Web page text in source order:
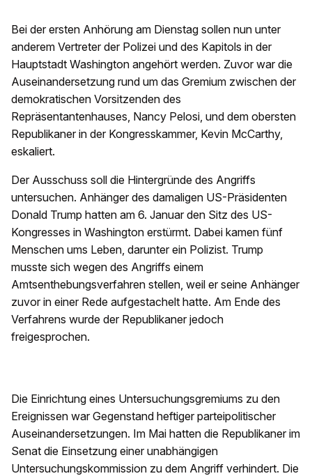
Bei der ersten Anhörung am Dienstag sollen nun unter
anderem Vertreter der Polizei und des Kapitols in der
Hauptstadt Washington angehört werden. Zuvor war die
Auseinandersetzung rund um das Gremium zwischen der
demokratischen Vorsitzenden des
Repräsentantenhauses, Nancy Pelosi, und dem obersten
Republikaner in der Kongresskammer, Kevin McCarthy,
eskaliert.
Der Ausschuss soll die Hintergründe des Angriffs
untersuchen. Anhänger des damaligen US-Präsidenten
Donald Trump hatten am 6. Januar den Sitz des US-
Kongresses in Washington erstürmt. Dabei kamen fünf
Menschen ums Leben, darunter ein Polizist. Trump
musste sich wegen des Angriffs einem
Amtsenthebungsverfahren stellen, weil er seine Anhänger
zuvor in einer Rede aufgestachelt hatte. Am Ende des
Verfahrens wurde der Republikaner jedoch
freigesprochen.
Die Einrichtung eines Untersuchungsgremiums zu den
Ereignissen war Gegenstand heftiger parteipolitischer
Auseinandersetzungen. Im Mai hatten die Republikaner im
Senat die Einsetzung einer unabhängigen
Untersuchungskommission zu dem Angriff verhindert. Die